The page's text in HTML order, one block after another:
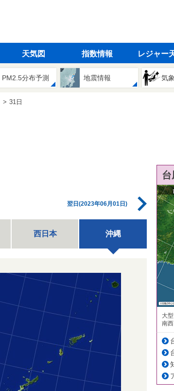
天気図 指数情報 レジャー
PM2.5分布予測 地震情報 気
31日
翌日(2023年06月01日)
西日本 沖縄
大
南